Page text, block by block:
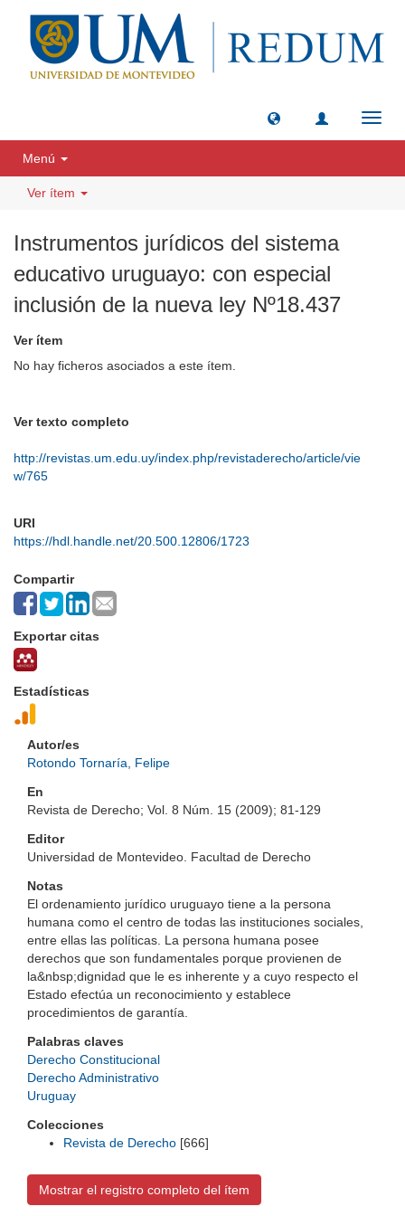
Menú
Ver ítem
Instrumentos jurídicos del sistema
educativo uruguayo: con especial
inclusión de la nueva ley Nº18.437
Ver ítem
No hay ficheros asociados a este ítem.
Ver texto completo
http://revistas.um.edu.uy/index.php/revistaderecho/article/vie
w/765
URI
https://hdl.handle.net/20.500.12806/1723
Compartir
Exportar citas
Estadísticas
Autor/es
Rotondo Tornaría, Felipe
En
Revista de Derecho; Vol. 8 Núm. 15 (2009); 81-129
Editor
Universidad de Montevideo. Facultad de Derecho
Notas
El ordenamiento jurídico uruguayo tiene a la persona
humana como el centro de todas las instituciones sociales,
entre ellas las políticas. La persona humana posee
derechos que son fundamentales porque provienen de
la&nbsp;dignidad que le es inherente y a cuyo respecto el
Estado efectúa un reconocimiento y establece
procedimientos de garantía.
Palabras claves
Derecho Constitucional
Derecho Administrativo
Uruguay
Colecciones
Revista de Derecho [666]
Mostrar el registro completo del ítem